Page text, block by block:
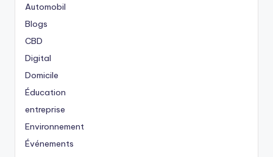
Automobil
Blogs
CBD
Digital
Domicile
Éducation
entreprise
Environnement
Événements